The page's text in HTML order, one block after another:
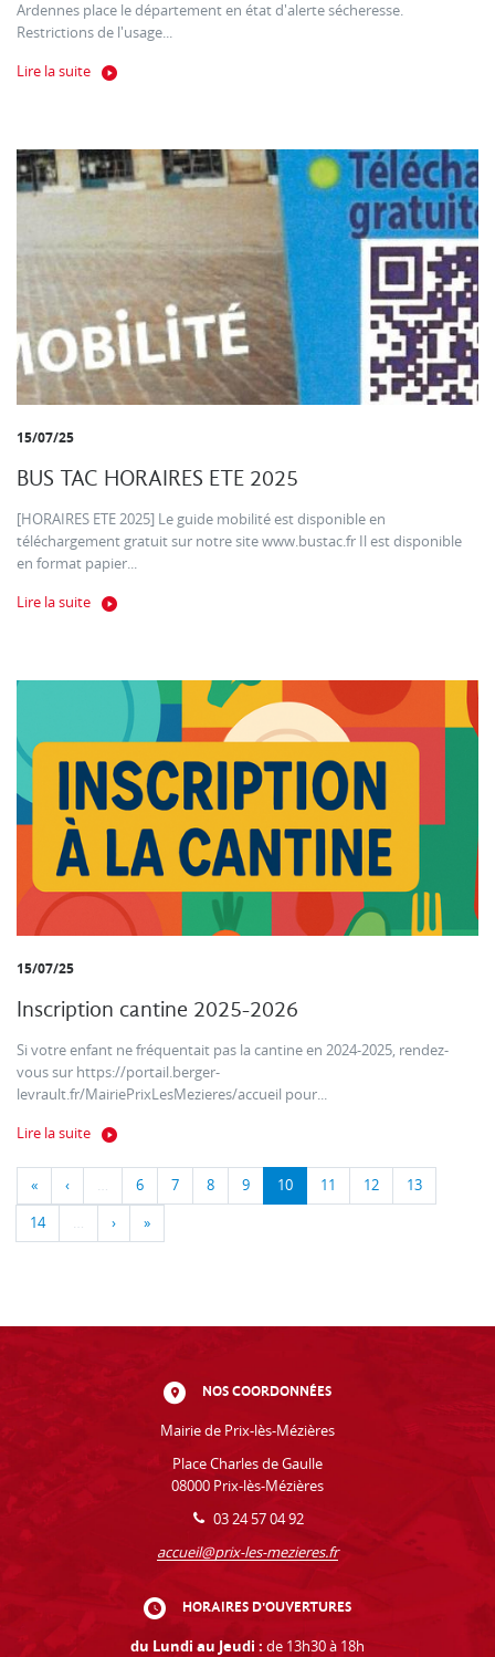
Ardennes place le département en état d'alerte sécheresse.
Restrictions de l'usage...
Lire la suite
15/07/25
BUS TAC HORAIRES ETE 2025
[HORAIRES ETE 2025] Le guide mobilité est disponible en
téléchargement gratuit sur notre site www.bustac.fr Il est disponible
en format papier...
Lire la suite
15/07/25
Inscription cantine 2025-2026
Si votre enfant ne fréquentait pas la cantine en 2024-2025, rendez-
vous sur https://portail.berger-
levrault.fr/MairiePrixLesMezieres/accueil pour...
Lire la suite
« ‹ … 6 7 8 9 10 11 12 13
14 … › »
NOS COORDONNÉES
Mairie de Prix-lès-Mézières
Place Charles de Gaulle
08000 Prix-lès-Mézières
03 24 57 04 92
accueil@prix-les-mezieres.fr
HORAIRES D'OUVERTURES
du Lundi au Jeudi : de 13h30 à 18h